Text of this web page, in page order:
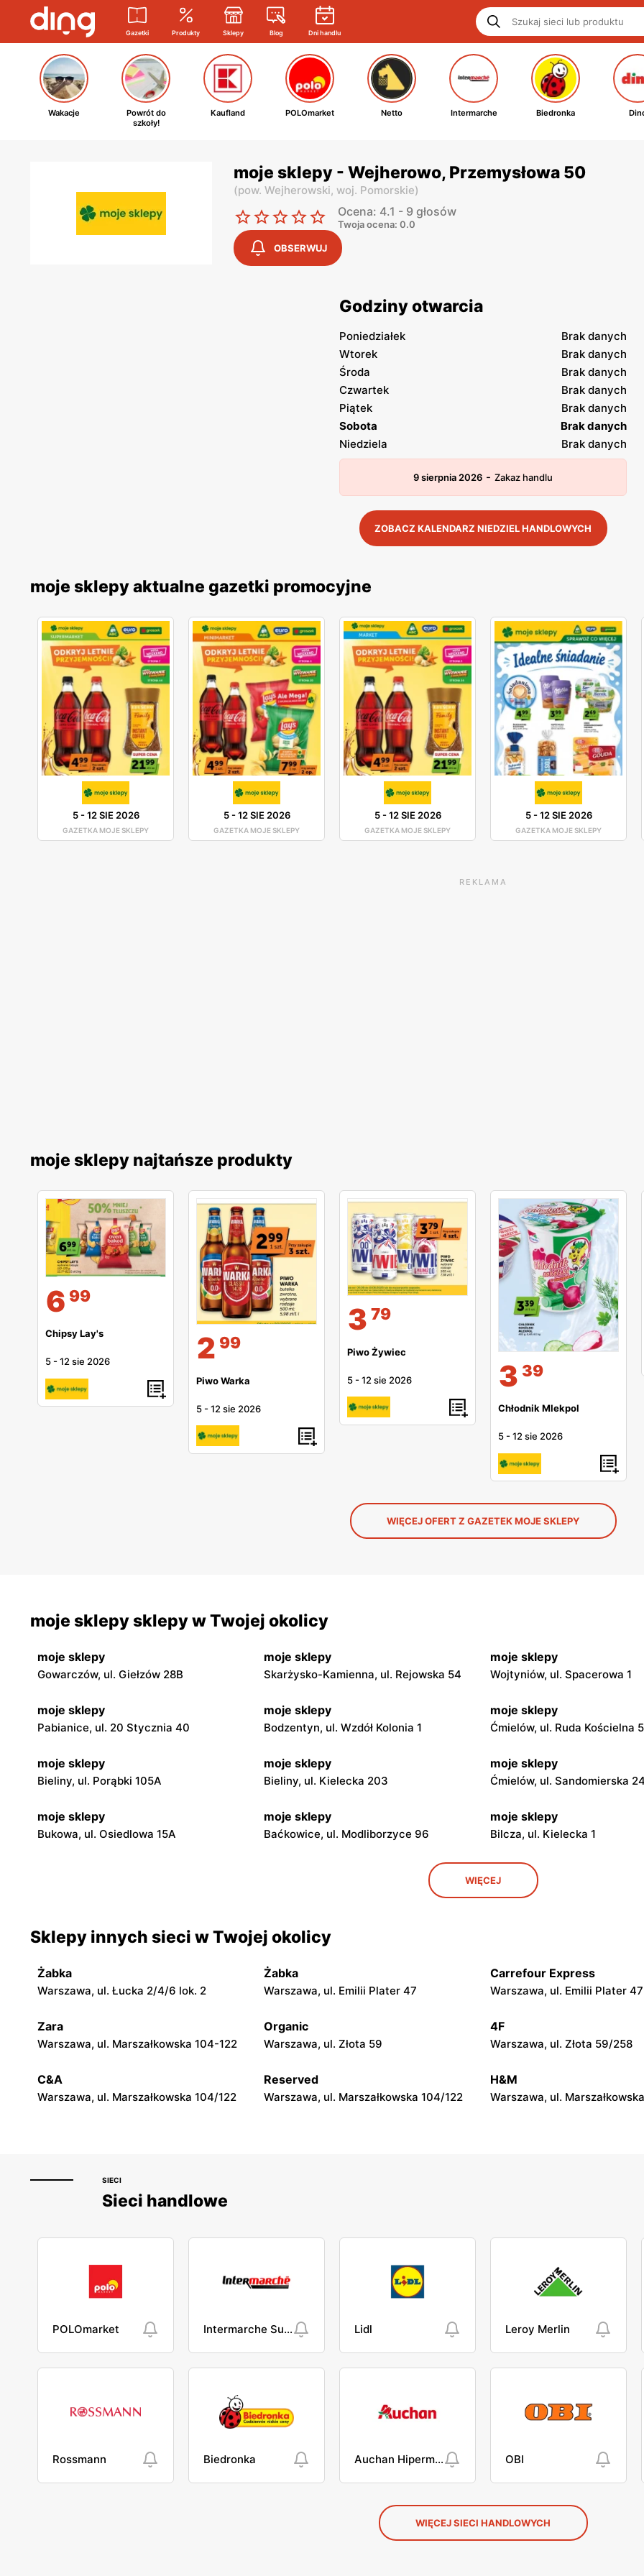
Gazetki Produkty Sklepy Blog Dni handlu
Wakacje
Powrót do
szkoły!
Kaufland POLOmarket Netto Intermarche Biedronka
moje sklepy - Wejherowo, Przemysłowa 50
(pow. Wejherowski, woj. Pomorskie)
Ocena: 4.1 - 9 głosów
Twoja ocena: 0.0
OBSERWUJ
Godziny otwarcia
Poniedziałek
Brak danych
Wtorek
Brak danych
Środa
Brak danych
Czwartek
Brak danych
Piątek
Brak danych
Sobota
Brak danych
Niedziela
Brak danych
9 sierpnia 2026 - Zakaz handlu
ZOBACZ KALENDARZ NIEDZIEL HANDLOWYCH
moje sklepy aktualne gazetki promocyjne
5-12 SIE 2026
GAZETKA MOJE SKLEPY
5-12 SIE 2026
GAZETKA MOJE SKLEPY
5-12 SIE 2026
GAZETKA MOJE SKLEPY
5-12 SIE 2026
GAZETKA MOJE SKLEPY
REKLAMA
moje sklepy najtańsze produkty
6 99
Chipsy Lay's
5 -12 sie 2026 2 99
Piwo Warka
5 -12 sie 2026
3 79
Piwo Żywiec
5 -12 sie 2026 3 39
Chłodnik Mlekpol
5 -12 sie 2026
WIĘCEJ OFERT Z GAZETEK MOJE SKLEPY
moje sklepy sklepy w Twojej okolicy
moje sklepy
Gowarczów, ul. Giełzów 28B
moje sklepy
Skarżysko-Kamienna, ul. Rejowska 54
moje sklepy
Wojtyniów, ul. Spacerowa 1
moje sklepy
Pabianice, ul. 20 Stycznia 40
moje sklepy
Bodzentyn, ul. Wzdół Kolonia 1
moje sklepy
Ćmielów, ul. Ruda Kościelna
moje sklepy
Bieliny, ul. Porąbki 105A
moje sklepy
Bieliny, ul. Kielecka 203
moje sklepy
Ćmielów, ul. Sandomierska
moje sklepy
Bukowa, ul. Osiedlowa 15A
moje sklepy
Baćkowice, ul. Modliborzyce 96
moje sklepy
Bilcza, ul. Kielecka 1
moje sklepy
Gorzyce, ul. Szkolna 44
Jadachy, ul. Jadachy 111 Jeżowe, ul. Zalesie 77
moje sklepy
Górki, ul. Górki 71
moje sklepy
Gumniska, ul. Gumniska 157C
moje sklepy
Iwierzyce, ul. Iwierzyce 152A
moje sklepy
Hyżne, ul. Hyżne 100
moje sklepy
Jarosław, ul. Pełkińska 147
moje sklepy
Niebylec, ul. Niebylec 139
WIĘCEJ
Sklepy innych sieci w Twojej okolicy
Żabka
Warszawa, ul. Łucka 2/4/6 lok. 2
Żabka
Warszawa, ul. Emilii Plater 47
Carrefour Express
Warszawa, ul. Emilii Plater 47
Zara
Warszawa, ul. Marszałkowska 104-122
Organic
Warszawa, ul. Złota 59
4F
Warszawa, ul. Złota 59/258
C&A
Warszawa, ul. Marszałkowska 104/122
Reserved
Warszawa, ul. Marszałkowska 104/122
H&M
Warszawa, ul.
SIECI
Sieci handlowe
POLOmarket Intermarche Super Lidl Leroy Merlin
Rossmann Biedronka Auchan Hipermarket OBI
WIĘCEJ SIECI HANDLOWYCH